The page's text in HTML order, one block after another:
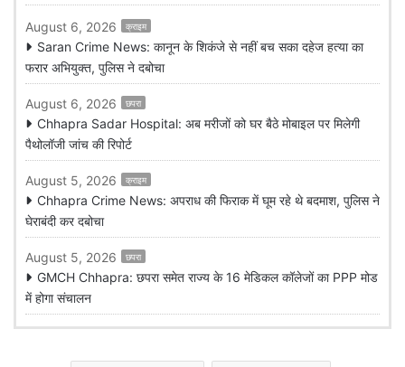
August 6, 2026 क्राइम
Saran Crime News: कानून के शिकंजे से नहीं बच सका दहेज हत्या का
फरार अभियुक्त, पुलिस ने दबोचा
August 6, 2026 छपरा
Chhapra Sadar Hospital: अब मरीजों को घर बैठे मोबाइल पर मिलेगी
पैथोलॉजी जांच की रिपोर्ट
August 5, 2026 क्राइम
Chhapra Crime News: अपराध की फिराक में घूम रहे थे बदमाश, पुलिस ने
घेराबंदी कर दबोचा
August 5, 2026 छपरा
GMCH Chhapra: छपरा समेत राज्य के 16 मेडिकल कॉलेजों का PPP मोड
में होगा संचालन